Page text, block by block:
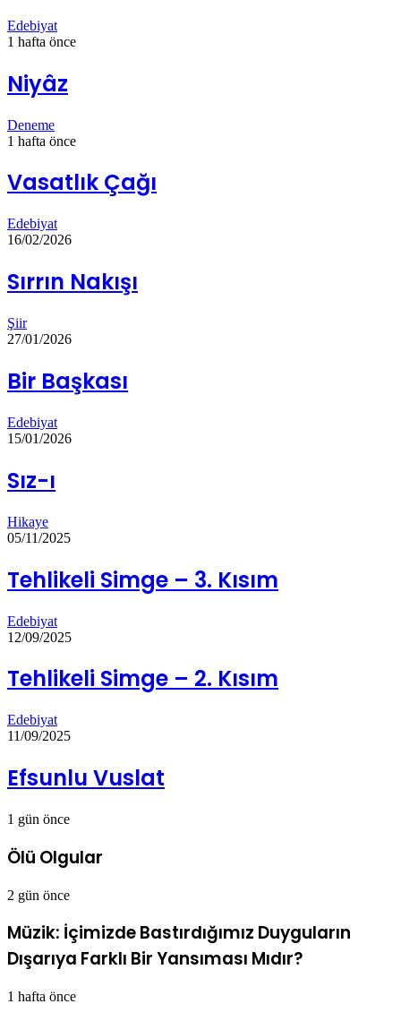
Edebiyat
1 hafta önce
Niyâz
Deneme
1 hafta önce
Vasatlık Çağı
Edebiyat
16/02/2026
Sırrın Nakışı
Şiir
27/01/2026
Bir Başkası
Edebiyat
15/01/2026
Sız-ı
Hikaye
05/11/2025
Tehlikeli Simge – 3. Kısım
Edebiyat
12/09/2025
Tehlikeli Simge – 2. Kısım
Edebiyat
11/09/2025
Efsunlu Vuslat
1 gün önce
Ölü Olgular
2 gün önce
Müzik: İçimizde Bastırdığımız Duyguların
Dışarıya Farklı Bir Yansıması Mıdır?
1 hafta önce